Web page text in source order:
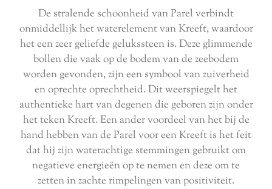
De stralende schoonheid van Parel verbindt
onmiddellijk het waterelement van Kreeft, waardoor
het een zeer geliefde gelukssteen is. Deze glimmende
bollen die vaak op de bodem van de zeebodem
worden gevonden, zijn een symbool van zuiverheid
en oprechte oprechtheid. Dit weerspiegelt het
authentieke hart van degenen die geboren zijn onder
het teken Kreeft. Een ander voordeel van het bij de
hand hebben van de Parel voor een Kreeft is het feit
dat hij zijn waterachtige stemmingen gebruikt om
negatieve energieën op te nemen en deze om te
zetten in zachte rimpelingen van positiviteit.